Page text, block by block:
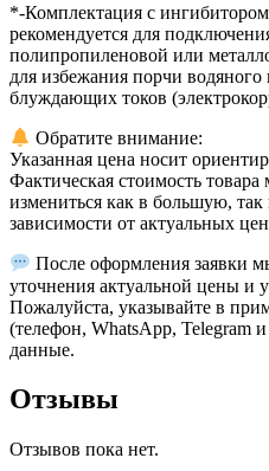
*-Комплектация с ингибитором
рекомендуется для
полипропиленовой или
для избежания порчи водяного
блуждающих токов
Обратите внимание:
Указанная цена носит
Фактическая стоимость товара
измениться как в большую,
зависимости от актуальных
После оформления заявки
уточнения актуальной цены и
Пожалуйста, указывайте в
(телефон, WhatsApp, Telegram
данные.
Отзывы
Отзывов пока нет.